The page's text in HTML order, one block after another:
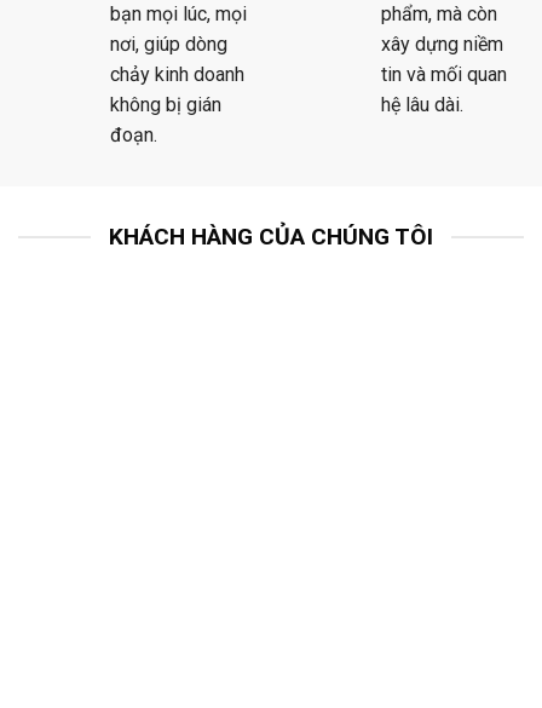
bạn mọi lúc, mọi
nơi, giúp dòng
chảy kinh doanh
không bị gián
đoạn.
phẩm, mà còn
xây dựng niềm
tin và mối quan
hệ lâu dài.
KHÁCH HÀNG CỦA CHÚNG TÔI